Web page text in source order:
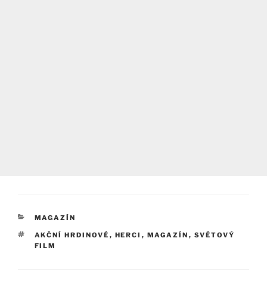
RUBRIKY
MAGAZÍN
ŠTÍTKY
AKČNÍ HRDINOVÉ , HERCI , MAGAZÍN , SVĚTOVÝ
FILM